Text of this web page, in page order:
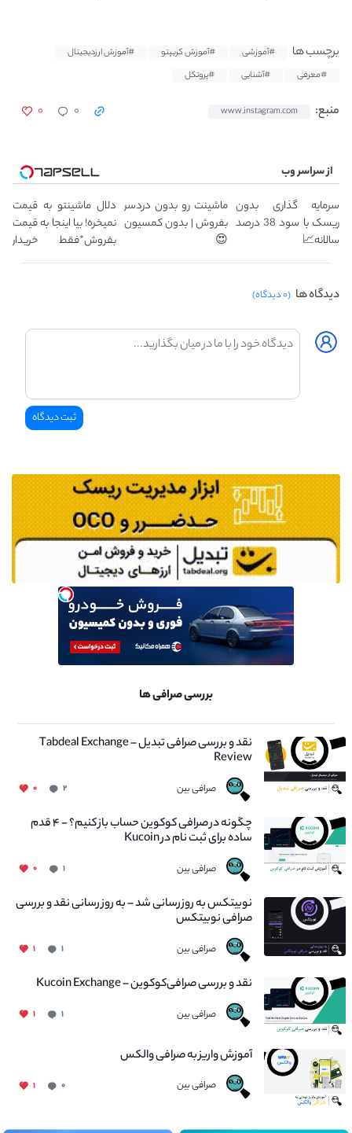
برچسب ها #آموزشی #آموزش کریپتو
#آموزش ارزدیجیتال
#معرفی
#آشنایی #پروتکل
منبع: www.instagram.com ۰ ۰
از سراسر وب
سرمایه گذاری بدون
ریسک با سود 38 درصد
سالانه📈
ماشینت رو بدون دردسر
بفروش | بدون کمسیون
😍
دلال ماشینتو به قیمت
نمیخره! بیا اینجا به قیمت
بفروش*فقط خریدار
واقعی*
دیدگاه ها (۰ دیدگاه)
بررسی صرافی ها
نقد و بررسی صرافی تبدیل – Tabdeal Exchange
Review
صرافی بین ۲ ۰
چگونه در صرافی کوکوین حساب باز کنیم؟ - ۴ قدم
ساده برای ثبت نام در Kucoin
صرافی بین ۱ ۰
نوبیتکس به روزرسانی شد – به روز رسانی نقد و بررسی
صرافی نوبیتکس
صرافی بین ۱ ۱
نقد و بررسی صرافی‌کوکوین – Kucoin Exchange
صرافی بین ۱ ۱
آموزش واریز به صرافی والکس
صرافی بین ۰ ۱